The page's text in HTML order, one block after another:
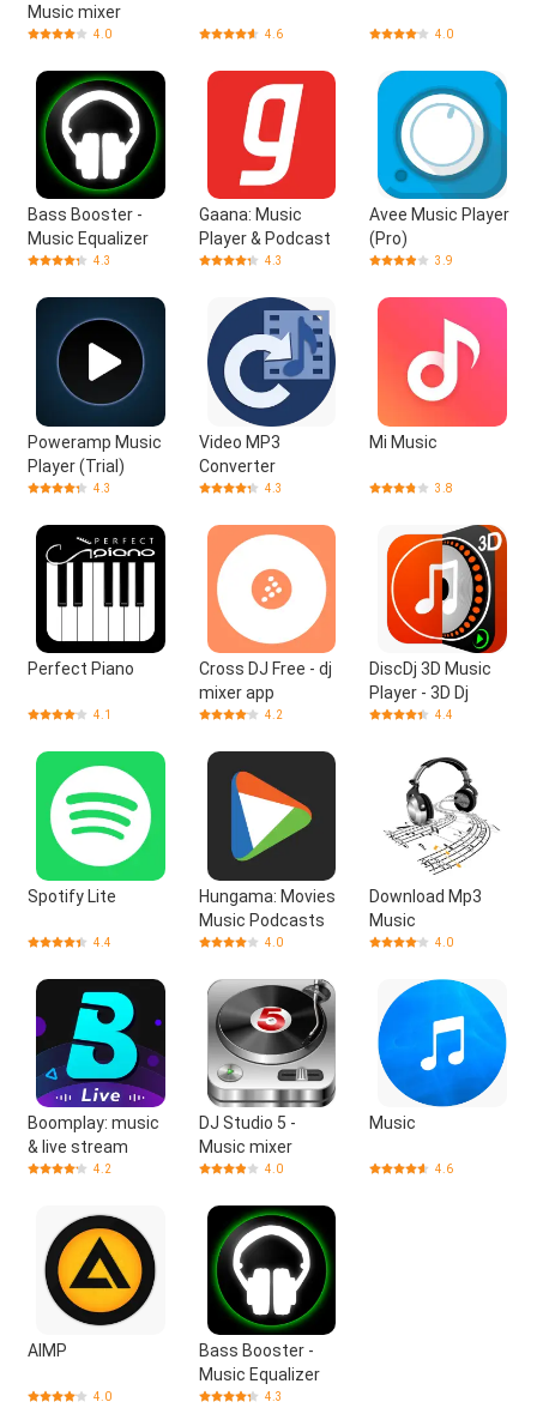
Music mixer
4.0 4.6 4.0
Bass Booster -
Music Equalizer
4.3
Gaana: Music
Player & Podcast
4.3
Avee Music Player
(Pro)
3.9
Poweramp Music
Player (Trial)
4.3
Video MP3
Converter
4.3
Mi Music
3.8
Perfect Piano
4.1
Cross DJ Free - dj
mixer app
4.2
DiscDj 3D Music
Player - 3D Dj
4.4
Spotify Lite
4.4
Hungama: Movies
Music Podcasts
4.0
Download Mp3
Music
4.0
Boomplay: music
& live stream
4.2
DJ Studio 5 -
Music mixer
4.0
Music
4.6
AIMP
4.0
Bass Booster -
Music Equalizer
4.3